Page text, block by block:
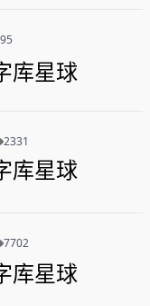
库星球
2331
库星球
7702
库星球